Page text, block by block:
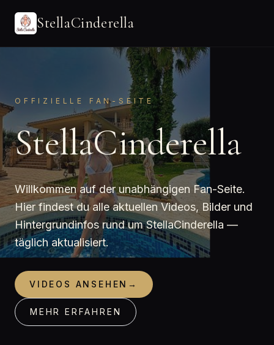
StellaCinderella
OFFIZIELLE FAN-SEITE
StellaCinderella
Willkommen auf der unabhängigen Fan-Seite.
Hier findest du alle aktuellen Videos, Bilder und
Hintergrundinfos rund um StellaCinderella —
täglich aktualisiert.
VIDEOS ANSEHEN →
MEHR ERFAHREN